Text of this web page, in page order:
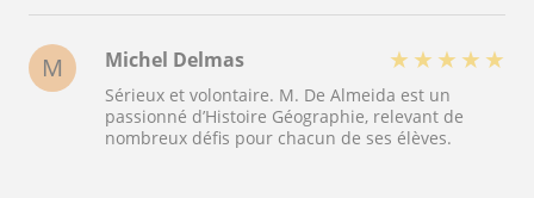
M Michel Delmas ★ ★ ★ ★ ★
Sérieux et volontaire. M. De Almeida est un
passionné d’Histoire Géographie, relevant de
nombreux défis pour chacun de ses élèves.